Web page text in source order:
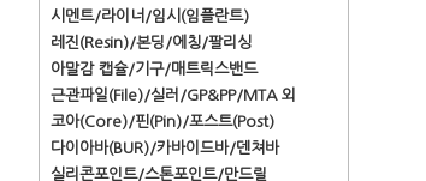
시멘트/라이너/임시(임플란트)
레진(Resin)/본딩/에칭/팔리싱
아말감 캡슐/기구/매트릭스밴드
근관파일(File)/실러/GP&PP/MTA 외
코아(Core)/핀(Pin)/포스트(Post)
다이아바(BUR)/카바이드바/덴쳐바
실리콘포인트/스톤포인트/만드릴